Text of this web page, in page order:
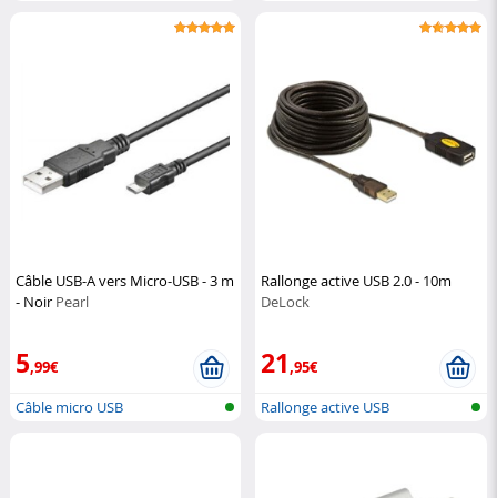
Câble USB-A vers Micro-USB - 3 m
- Noir Pearl
5,99€
Câble micro USB
Rallonge active USB 2.0 - 10m
DeLock
21,95€
Rallonge active USB